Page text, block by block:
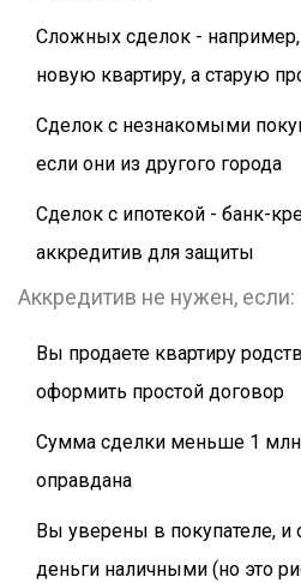
Сложных сделок -
новую квартиру, а старую
Сделок с незнакомыми
если они из другого города
Сделок с ипотекой - банк-
аккредитив для защиты
Аккредитив не нужен, если:
Вы продаете квартиру
оформить простой договор
Сумма сделки меньше 1
оправдана
Вы уверены в покупателе, и
деньги наличными (но это